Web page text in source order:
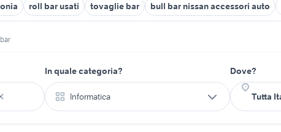
roll bar usati tovaglie bar bull bar nissan accessori auto
In quale categoria?
Informatica
Dove?